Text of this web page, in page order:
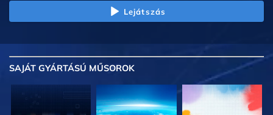
Lejátszás
SAJÁT GYÁRTÁSÚ MŰSOROK